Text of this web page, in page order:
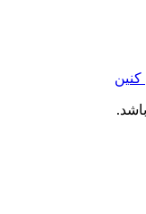
کنین